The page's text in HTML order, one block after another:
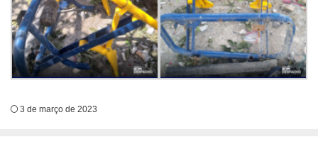
3 de março de 2023